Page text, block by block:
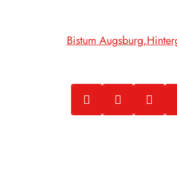
Bistum Augsburg